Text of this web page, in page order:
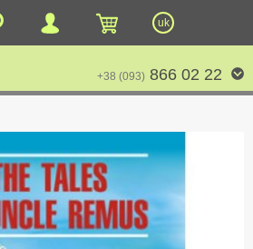
uk
+38 (093) 866 02 22